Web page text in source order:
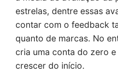
estrelas, dentre essas
contar com o feedback
quanto de marcas. No
cria uma conta do zero e
crescer do início.